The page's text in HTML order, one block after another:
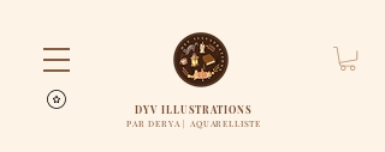
DYV ILLUSTRATIONS
PAR DERYA | AQUARELLISTE